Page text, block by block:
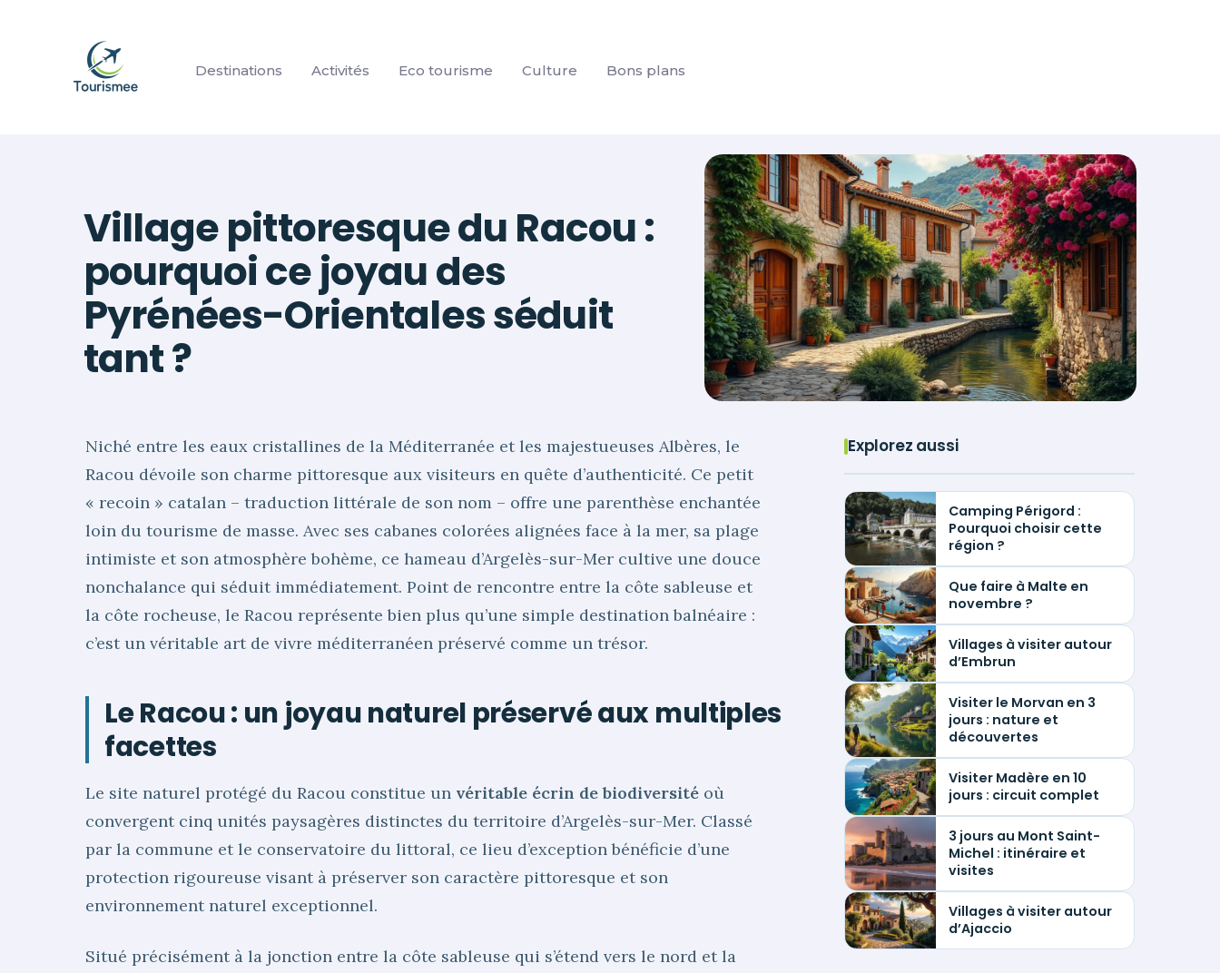
Destinations Activités Eco tourisme Culture Bons plans
Village pittoresque du Racou :
pourquoi ce joyau des
Pyrénées-Orientales séduit
tant ?
Niché entre les eaux cristallines de la Méditerranée et les majestueuses Albères, le
Racou dévoile son charme pittoresque aux visiteurs en quête d’authenticité. Ce petit
« recoin » catalan – traduction littérale de son nom – offre une parenthèse enchantée
loin du tourisme de masse. Avec ses cabanes colorées alignées face à la mer, sa plage
intimiste et son atmosphère bohème, ce hameau d’Argelès-sur-Mer cultive une douce
nonchalance qui séduit immédiatement. Point de rencontre entre la côte sableuse et
la côte rocheuse, le Racou représente bien plus qu’une simple destination balnéaire :
c’est un véritable art de vivre méditerranéen préservé comme un trésor.
Le Racou : un joyau naturel préservé aux multiples
facettes
Le site naturel protégé du Racou constitue un véritable écrin de biodiversité où
convergent cinq unités paysagères distinctes du territoire d’Argelès-sur-Mer. Classé
par la commune et le conservatoire du littoral, ce lieu d’exception bénéficie d’une
protection rigoureuse visant à préserver son caractère pittoresque et son
environnement naturel exceptionnel.
Situé précisément à la jonction entre la côte sableuse qui s’étend vers le nord et la
Explorez aussi
Camping Périgord :
Pourquoi choisir cette
région ?
Que faire à Malte en
novembre ?
Villages à visiter autour
d’Embrun
Visiter le Morvan en 3
jours : nature et
découvertes
Visiter Madère en 10
jours : circuit complet
3 jours au Mont Saint-
Michel : itinéraire et
visites
Villages à visiter autour
d’Ajaccio